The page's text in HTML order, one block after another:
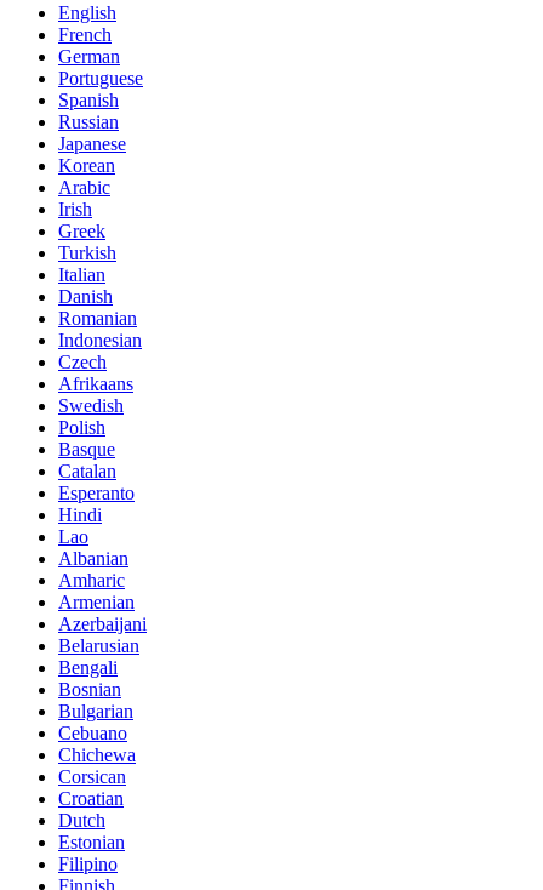
English
French
German
Portuguese
Spanish
Russian
Japanese
Korean
Arabic
Irish
Greek
Turkish
Italian
Danish
Romanian
Indonesian
Czech
Afrikaans
Swedish
Polish
Basque
Catalan
Esperanto
Hindi
Lao
Albanian
Amharic
Armenian
Azerbaijani
Belarusian
Bengali
Bosnian
Bulgarian
Cebuano
Chichewa
Corsican
Croatian
Dutch
Estonian
Filipino
Finnish